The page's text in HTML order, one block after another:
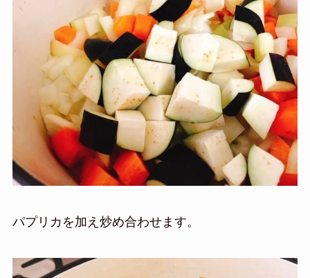
パプリカを加え炒め合わせます。